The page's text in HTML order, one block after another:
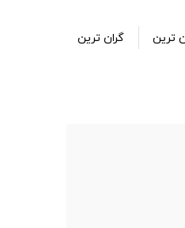
ترین گران ترین